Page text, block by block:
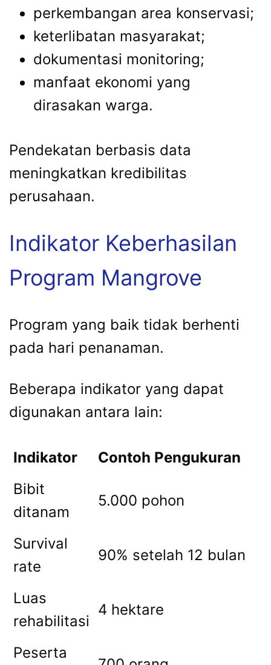
perkembangan area konservasi;
keterlibatan masyarakat;
dokumentasi monitoring;
manfaat ekonomi yang
dirasakan warga.
Pendekatan berbasis data
meningkatkan kredibilitas
perusahaan.
Indikator Keberhasilan
Program Mangrove
Program yang baik tidak berhenti
pada hari penanaman.
Beberapa indikator yang dapat
digunakan antara lain:
Indikator
Contoh Pengukuran
Bibit
ditanam
5.000 pohon
Survival
rate
90% setelah 12 bulan
Luas
rehabilitasi
4 hektare
Peserta